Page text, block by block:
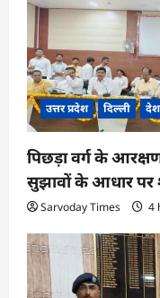
उत्तर प्रदेश दिल्ली देश
पिछड़ा वर्ग के
सुझावों के आधार पर
Sarvoday Times 4